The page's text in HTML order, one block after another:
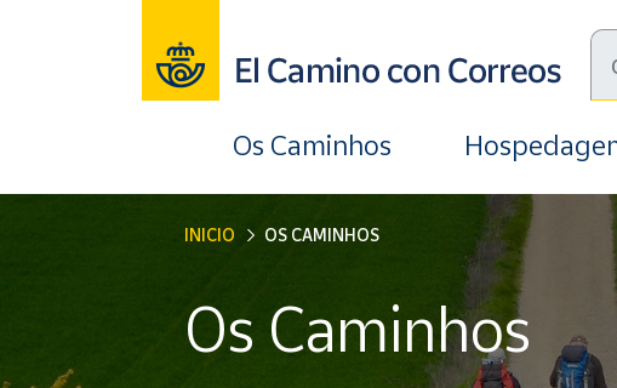
Os Caminhos
INICIO OS CAMINHOS
Os Caminhos